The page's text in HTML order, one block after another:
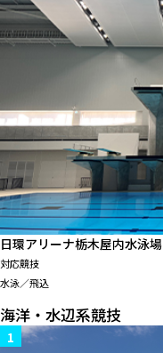
日環アリーナ栃木屋内水泳場
対応競技
水泳／飛込
海洋・水辺系競技
1